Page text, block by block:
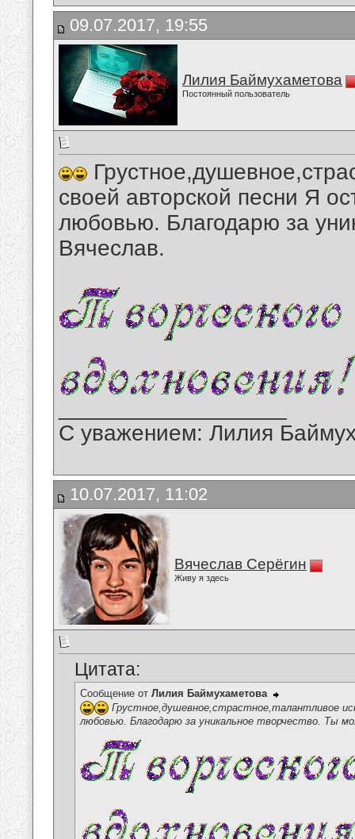
09.07.2017, 19:55
Лилия Баймухаметова
Постоянный пользователь
своей авторской песни Я
любовью. Благодарю за
Вячеслав.
С уважением: Лилия
10.07.2017, 11:02
Вячеслав Серёгин
Живу я здесь
Цитата:
Сообщение от Лилия Баймухаметова
Грустное,душевное,страстное,талантливое
любовью. Благодарю за уникальное творчество. Ты